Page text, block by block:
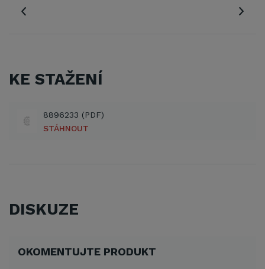
KE STAŽENÍ
8896233 (PDF)
STÁHNOUT
DISKUZE
OKOMENTUJTE PRODUKT